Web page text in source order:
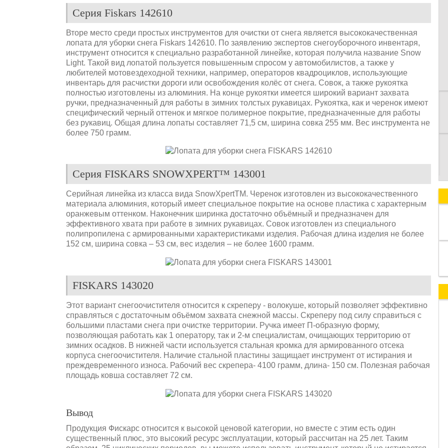
Серия Fiskars 142610
Вторе место среди простых инструментов для очистки от снега является высококачественная
лопата для уборки снега Fiskars 142610. По заявлению экспертов снегоуборочного инвентаря,
инструмент относится к специально разработанной линейке, которая получила название Snow
Light. Такой вид лопатой пользуется повышенным спросом у автомобилистов, а также у
любителей мотовездеходной техники, например, операторов квадроциклов, использующие
инвентарь для расчистки дороги или освобождения колёс от снега. Совок, а также рукоятка
полностью изготовлены из алюминия. На конце рукоятки имеется широкий вариант захвата
ручки, предназначенный для работы в зимних толстых рукавицах. Рукоятка, как и черенок имеют
специфический черный оттенок и мягкое полимерное покрытие, предназначенные для работы
без рукавиц. Общая длина лопаты составляет 71,5 см, ширина совка 255 мм. Вес инструмента не
более 750 грамм.
Серия FISKARS SNOWXPERT™ 143001
Серийная линейка из класса вида SnowXpertTM. Черенок изготовлен из высококачественного
материала алюминия, который имеет специальное покрытие на основе пластика с характерным
оранжевым оттенком. Наконечник ширинка достаточно объёмный и предназначен для
эффективного хвата при работе в зимних рукавицах. Совок изготовлен из специального
полипропилена с армированными характеристиками изделия. Рабочая длина изделия не более
152 см, ширина совка – 53 см, вес изделия – не более 1600 грамм.
FISKARS 143020
Этот вариант снегоочистителя относится к скреперу - волокуше, который позволяет эффективно
справляться с достаточным объёмом захвата снежной массы. Скреперу под силу справиться с
большими пластами снега при очистке территории. Ручка имеет П-образную форму,
позволяющая работать как 1 оператору, так и 2-м специалистам, очищающих территорию от
зимних осадков. В нижней части используется стальная кромка для армированного отсека
корпуса снегоочистителя. Наличие стальной пластины защищает инструмент от истирания и
преждевременного износа. Рабочий вес скрепера- 4100 грамм, длина- 150 см. Полезная рабочая
площадь ковша составляет 72 см.
Вывод
Продукция Фискарс относится к высокой ценовой категории, но вместе с этим есть один
существенный плюс, это высокий ресурс эксплуатации, который рассчитан на 25 лет. Таким